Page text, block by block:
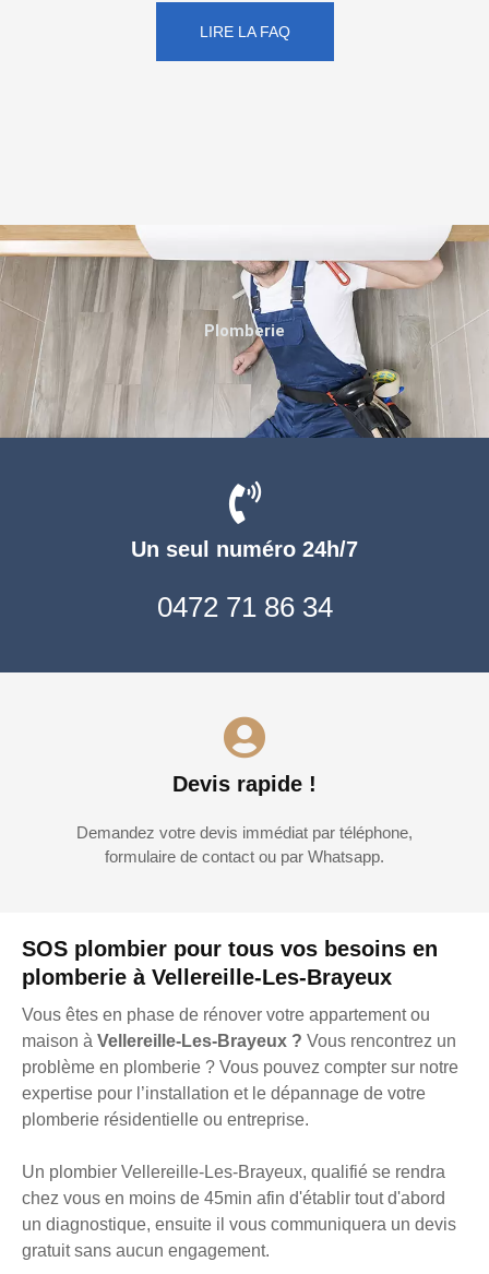
LIRE LA FAQ
SOS plombier pour tous vos besoins en
plomberie à Vellereille-Les-Brayeux
Vous êtes en phase de rénover votre appartement ou
maison à Vellereille-Les-Brayeux ? Vous rencontrez un
problème en plomberie ? Vous pouvez compter sur notre
expertise pour l’installation et le dépannage de votre
plomberie résidentielle ou entreprise.
Un plombier Vellereille-Les-Brayeux, qualifié se rendra
chez vous en moins de 45min afin d'établir tout d'abord
un diagnostique, ensuite il vous communiquera un devis
gratuit sans aucun engagement.
Un seul numéro 24h/7
0472 71 86 34
Devis rapide !
Demandez votre devis immédiat par téléphone,
formulaire de contact ou par Whatsapp.
Plomberie